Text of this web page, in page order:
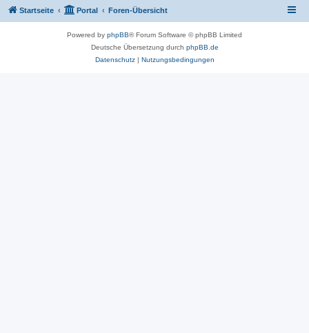
Startseite Portal Foren-Übersicht
Powered by phpBB® Forum Software © phpBB Limited
Deutsche Übersetzung durch phpBB.de
Datenschutz| Nutzungsbedingungen